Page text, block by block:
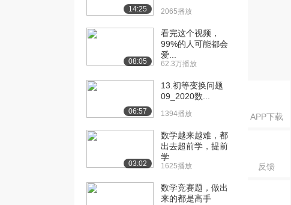
APP下载
反馈
开课：闭区间套定...
开课：闭区间套定...
[19] 北京航空航天大学公
开课：列紧性定理
[20] 北京航空航天大学公
开课：柯西定理
5238播放
14:25 2065播放
08:05
看完这个视频，
99%的人可能都会
爱...
62.3万播放
06:57
13.初等变换问题
09_2020数...
1394播放
03:02
数学越来越难，都
出去超前学，提前
学
1625播放
数学竞赛题，做出
来的都是高手